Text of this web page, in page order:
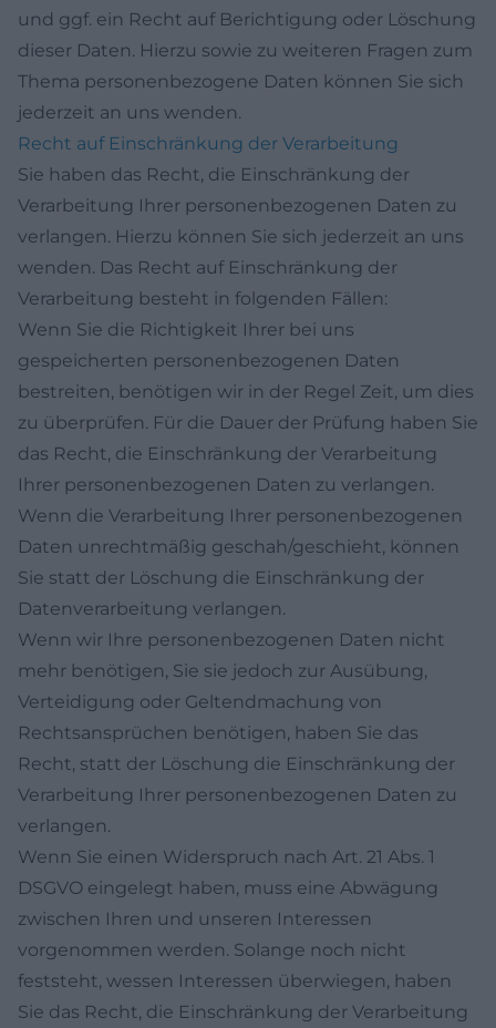
und ggf. ein Recht auf Berichtigung oder Löschung
dieser Daten. Hierzu sowie zu weiteren Fragen zum
Thema personenbezogene Daten können Sie sich
jederzeit an uns wenden.
Recht auf Einschränkung der Verarbeitung
Sie haben das Recht, die Einschränkung der
Verarbeitung Ihrer personenbezogenen Daten zu
verlangen. Hierzu können Sie sich jederzeit an uns
wenden. Das Recht auf Einschränkung der
Verarbeitung besteht in folgenden Fällen:
Wenn Sie die Richtigkeit Ihrer bei uns
gespeicherten personenbezogenen Daten
bestreiten, benötigen wir in der Regel Zeit, um dies
zu überprüfen. Für die Dauer der Prüfung haben Sie
das Recht, die Einschränkung der Verarbeitung
Ihrer personenbezogenen Daten zu verlangen.
Wenn die Verarbeitung Ihrer personenbezogenen
Daten unrechtmäßig geschah/geschieht, können
Sie statt der Löschung die Einschränkung der
Datenverarbeitung verlangen.
Wenn wir Ihre personenbezogenen Daten nicht
mehr benötigen, Sie sie jedoch zur Ausübung,
Verteidigung oder Geltendmachung von
Rechtsansprüchen benötigen, haben Sie das
Recht, statt der Löschung die Einschränkung der
Verarbeitung Ihrer personenbezogenen Daten zu
verlangen.
Wenn Sie einen Widerspruch nach Art. 21 Abs. 1
DSGVO eingelegt haben, muss eine Abwägung
zwischen Ihren und unseren Interessen
vorgenommen werden. Solange noch nicht
feststeht, wessen Interessen überwiegen, haben
Sie das Recht, die Einschränkung der Verarbeitung